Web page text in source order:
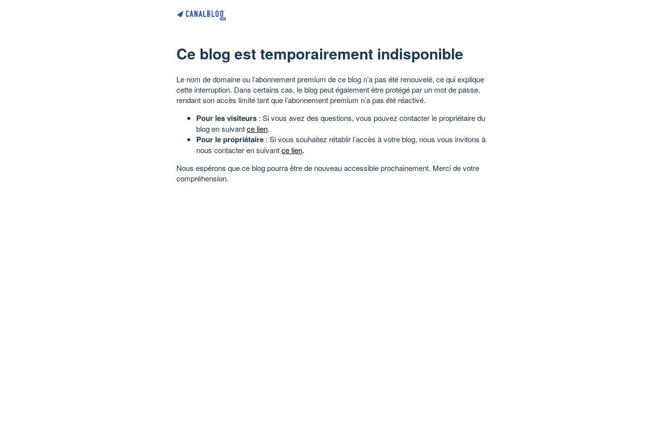
Ce blog est temporairement indisponible
Le nom de domaine ou l’abonnement premium de ce blog n’a pas été renouvelé, ce qui explique
cette interruption. Dans certains cas, le blog peut également être protégé par un mot de passe,
rendant son accès limité tant que l’abonnement premium n’a pas été réactivé.
Pour les visiteurs : Si vous avez des questions, vous pouvez contacter le propriétaire du
blog en suivantce lien.
Pour le propriétaire : Si vous souhaitez rétablir l’accès à votre blog, nous vous invitons à
nous contacter en suivantce lien.
Nous espérons que ce blog pourra être de nouveau accessible prochainement. Merci de votre
compréhension.